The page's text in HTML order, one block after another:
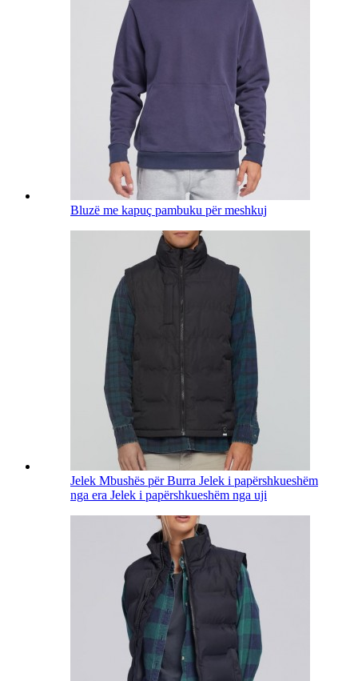
Bluzë me kapuç pambuku për meshkuj
Jelek Mbushës për Burra Jelek i papërshkueshëm
nga era Jelek i papërshkueshëm nga uji